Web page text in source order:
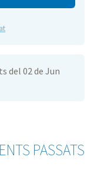
del 02 de Jun
PASSATS